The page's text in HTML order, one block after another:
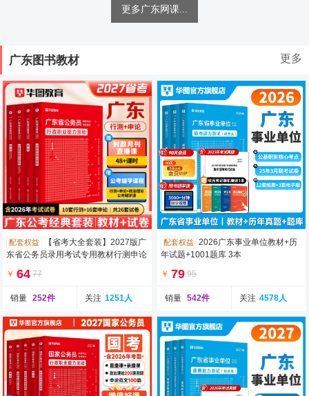
更多广东网课...
更多
广东图书教材
配套权益
【省考大全套装】2027版广
东省公务员录用考试专用教材行测申论
￥ 64 77
销量 252件 关注 1251人
配套权益
2026广东事业单位教材+历
年试题+1001题库 3本
￥ 79 95
销量 542件 关注 4578人